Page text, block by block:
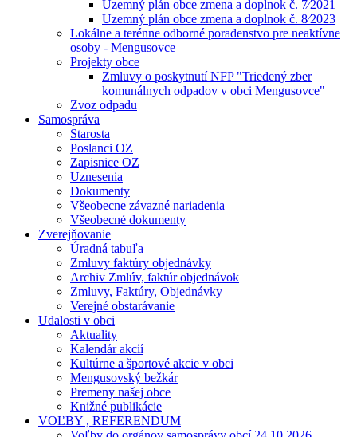
Uzemný plán obce zmena a doplnok č. 7⁄2021
Uzemný plán obce zmena a doplnok č. 8⁄2023
Lokálne a terénne odborné poradenstvo pre neaktívne
osoby - Mengusovce
Projekty obce
Zmluvy o poskytnutí NFP "Triedený zber
komunálnych odpadov v obci Mengusovce"
Zvoz odpadu
Samospráva
Starosta
Poslanci OZ
Zapisnice OZ
Uznesenia
Dokumenty
Všeobecne závazné nariadenia
Všeobecné dokumenty
Zverejňovanie
Úradná tabuľa
Zmluvy faktúry objednávky
Archiv Zmlúv, faktúr objednávok
Zmluvy, Faktúry, Objednávky
Verejné obstarávanie
Udalosti v obci
Aktuality
Kalendár akcií
Kultúrne a športové akcie v obci
Mengusovský bežkár
Premeny našej obce
Knižné publikácie
VOĽBY , REFERENDUM